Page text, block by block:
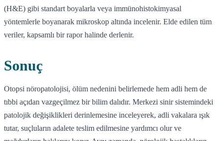
(H&E) gibi standart boyalarla veya immünohistokimyasal
yöntemlerle boyanarak mikroskop altında incelenir. Elde edilen tüm
veriler, kapsamlı bir rapor halinde derlenir.
Sonuç
Otopsi nöropatolojisi, ölüm nedenini belirlemede hem adli hem de
tıbbi açıdan vazgeçilmez bir bilim dalıdır. Merkezi sinir sistemindeki
patolojik değişiklikleri derinlemesine inceleyerek, adli vakalara ışık
tutar, suçluların adalete teslim edilmesine yardımcı olur ve